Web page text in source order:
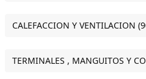
CALEFACCION Y VENTILACION
TERMINALES , MANGUITOS Y